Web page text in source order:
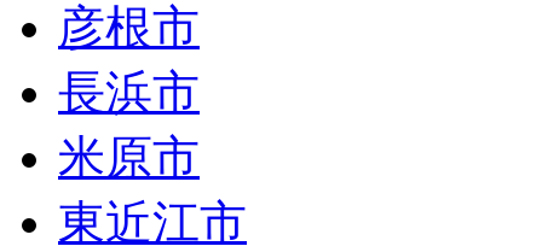
彦根市
長浜市
米原市
東近江市